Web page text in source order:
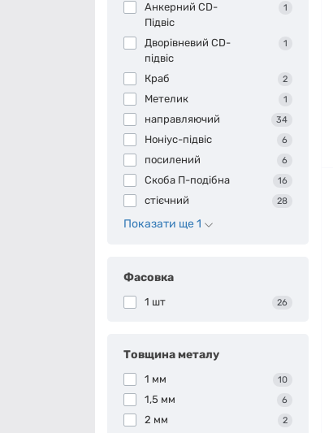
Анкерний CD-
Підвіс
1
Дворівневий CD-
підвіс
1
Краб 2
Метелик 1
направляючий 34
Ноніус-підвіс 6
посилений 6
Скоба П-подібна 16
стієчний 28
Показати ще 1
Фасовка
1 шт 26
Товщина металу
1 мм 10
1,5 мм 6
2 мм 2